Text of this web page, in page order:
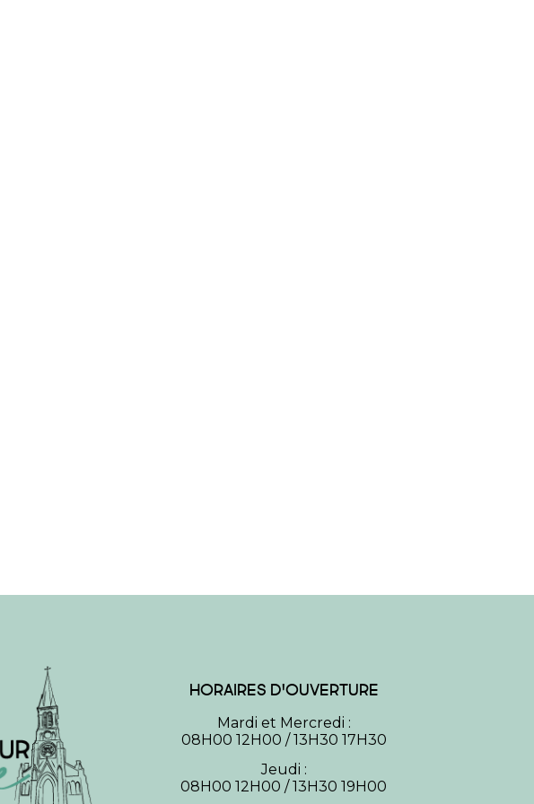
HORAIRES D'OUVERTURE
Mardi et Mercredi :
08H00 12H00 / 13H30 17H30
Jeudi :
08H00 12H00 / 13H30 19H00